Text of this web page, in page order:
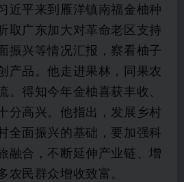
近平来到雁洋镇南福金柚种
取广东加大对革命老区支持
振兴等情况汇报，察看柚子
产品。他走进果林，同果农
。得知今年金柚喜获丰收、
分高兴。他指出，发展乡村
全面振兴的基础，要加强科
融合，不断延伸产业链、增
农民群众增收致富。